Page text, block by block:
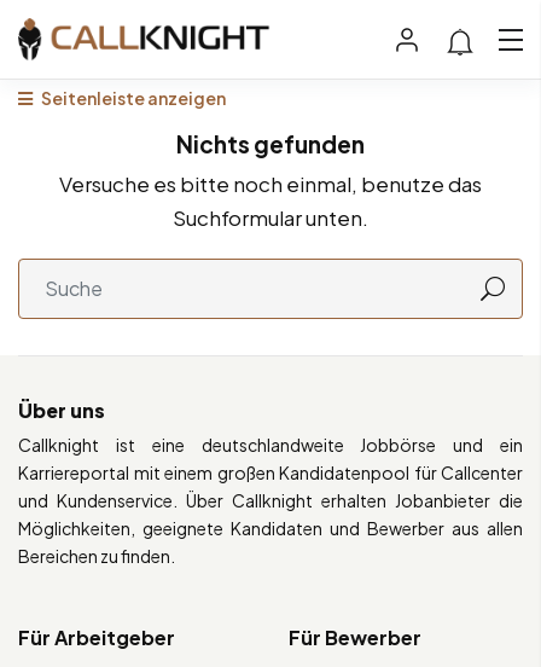
Seitenleiste anzeigen
Nichts gefunden
Versuche es bitte noch einmal, benutze das
Suchformular unten.
Über uns
Callknight ist eine deutschlandweite Jobbörse und ein
Karriereportal mit einem großen Kandidatenpool für Callcenter
und Kundenservice. Über Callknight erhalten Jobanbieter die
Möglichkeiten, geeignete Kandidaten und Bewerber aus allen
Bereichen zu finden.
Für Arbeitgeber Für Bewerber